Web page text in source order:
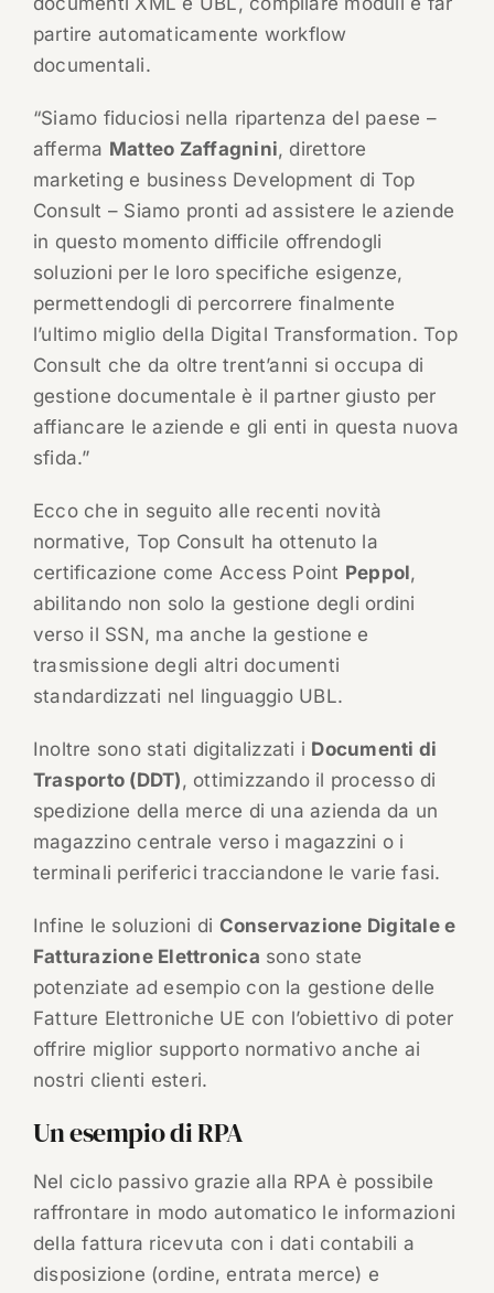
partire automaticamente workflow
documentali.
“Siamo fiduciosi nella ripartenza del paese –
afferma Matteo Zaffagnini, direttore
marketing e business Development di Top
Consult – Siamo pronti ad assistere le aziende
in questo momento difficile offrendogli
soluzioni per le loro specifiche esigenze,
permettendogli di percorrere finalmente
l’ultimo miglio della Digital Transformation. Top
Consult che da oltre trent’anni si occupa di
gestione documentale è il partner giusto per
affiancare le aziende e gli enti in questa nuova
sfida.”
Ecco che in seguito alle recenti novità
normative, Top Consult ha ottenuto la
certificazione come Access Point Peppol,
abilitando non solo la gestione degli ordini
verso il SSN, ma anche la gestione e
trasmissione degli altri documenti
standardizzati nel linguaggio UBL.
Inoltre sono stati digitalizzati i Documenti di
Trasporto (DDT), ottimizzando il processo di
spedizione della merce di una azienda da un
magazzino centrale verso i magazzini o i
terminali periferici tracciandone le varie fasi.
Infine le soluzioni di Conservazione Digitale e
Fatturazione Elettronica sono state
potenziate ad esempio con la gestione delle
Fatture Elettroniche UE con l’obiettivo di poter
offrire miglior supporto normativo anche ai
nostri clienti esteri.
Un esempio di RPA
Nel ciclo passivo grazie alla RPA è possibile
raffrontare in modo automatico le informazioni
della fattura ricevuta con i dati contabili a
disposizione (ordine, entrata merce) e